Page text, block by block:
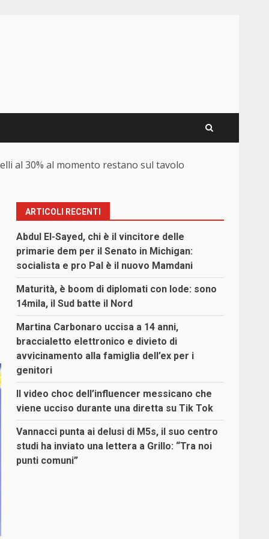
al 30% al momento restano sul tavolo
ARTICOLI RECENTI
Abdul El-Sayed, chi è il vincitore delle
primarie dem per il Senato in Michigan:
socialista e pro Pal è il nuovo Mamdani
Maturità, è boom di diplomati con lode: sono
14mila, il Sud batte il Nord
Martina Carbonaro uccisa a 14 anni,
braccialetto elettronico e divieto di
avvicinamento alla famiglia dell’ex per i
genitori
Il video choc dell’influencer messicano che
viene ucciso durante una diretta su Tik Tok
Vannacci punta ai delusi di M5s, il suo centro
studi ha inviato una lettera a Grillo: “Tra noi
punti comuni”